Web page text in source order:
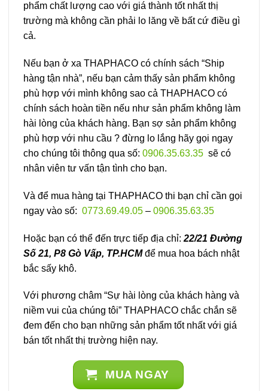
phẩm chất lượng cao với giá thành tốt nhất thị
trường mà không cần phải lo lăng về bất cứ điều gì
cả.
Nếu bạn ở xa THAPHACO có chính sách “Ship
hàng tận nhà”, nếu bạn cảm thấy sản phẩm không
phù hợp với mình không sao cả THAPHACO có
chính sách hoàn tiền nếu như sản phẩm không làm
hài lòng của khách hàng. Bạn sợ sản phẩm không
phù hợp với nhu cầu ? đừng lo lắng hãy gọi ngay
cho chúng tôi thông qua số: 0906.35.63.35 sẽ có
nhân viên tư vấn tận tình cho bạn.
Và để mua hàng tại THAPHACO thi bạn chỉ cần gọi
ngay vào số: 0773.69.49.05 – 0906.35.63.35
Hoặc bạn có thể đến trực tiếp địa chỉ: 22/21 Đường
Số 21, P8 Gò Vấp, TP.HCMđể mua hoa bách nhật
bắc sấy khô.
Với phương châm “Sự hài lòng của khách hàng và
niềm vui của chúng tôi” THAPHACO chắc chắn sẽ
đem đến cho bạn những sản phẩm tốt nhất với giá
bán tốt nhất thị trường hiện nay.
MUA NGAY